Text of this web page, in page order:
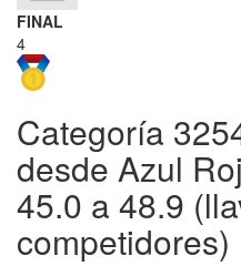
FINAL
4
Categoría
desde Azul
45.0 a 48.9
competidores)